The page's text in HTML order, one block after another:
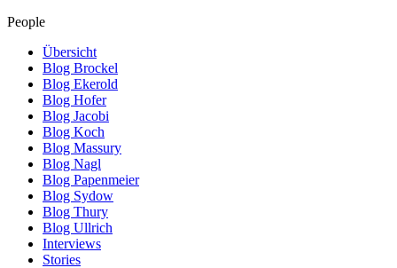
People
Übersicht
Blog Brockel
Blog Ekerold
Blog Hofer
Blog Jacobi
Blog Koch
Blog Massury
Blog Nagl
Blog Papenmeier
Blog Sydow
Blog Thury
Blog Ullrich
Interviews
Stories